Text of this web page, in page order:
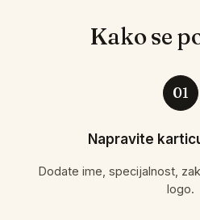
Kako se
01
Napravite
Dodate ime, specijalnost,
logo.